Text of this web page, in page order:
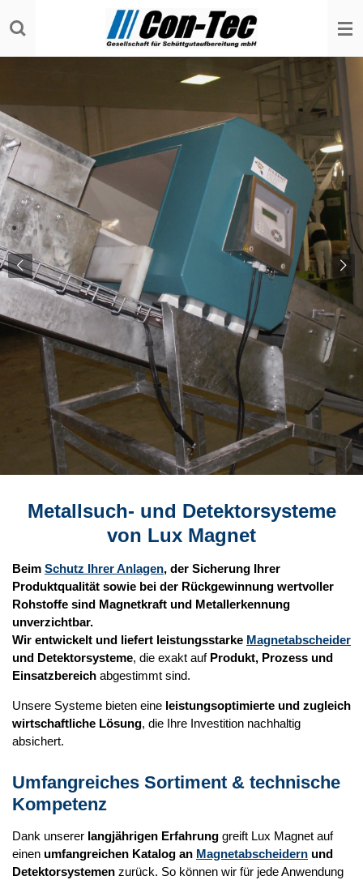
Hauptinhalt
Metallsuch- und Detektorsysteme
von Lux Magnet
Beim Schutz Ihrer Anlagen, der Sicherung Ihrer
Produktqualität sowie bei der Rückgewinnung wertvoller
Rohstoffe sind Magnetkraft und Metallerkennung
unverzichtbar.
Wir entwickelt und liefert leistungsstarke Magnetabscheider
und Detektorsysteme, die exakt auf Produkt, Prozess und
Einsatzbereich abgestimmt sind.
Unsere Systeme bieten eine leistungsoptimierte und zugleich
wirtschaftliche Lösung, die Ihre Investition nachhaltig
absichert.
Umfangreiches Sortiment & technische
Kompetenz
Dank unserer langjährigen Erfahrung greift Lux Magnet auf
einen umfangreichen Katalog an Magnetabscheidern und
Detektorsystemen zurück. So können wir für jede Anwendung